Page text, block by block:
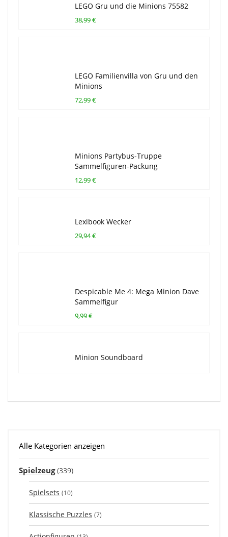
LEGO Gru und die Minions 75582
38,99 €
LEGO Familienvilla von Gru und den
Minions
72,99 €
Minions Partybus-Truppe
Sammelfiguren-Packung
12,99 €
Lexibook Wecker
29,94 €
Despicable Me 4: Mega Minion Dave
Sammelfigur
9,99 €
Minion Soundboard
Alle Kategorien anzeigen
Spielzeug (339)
Spielsets (10)
Klassische Puzzles (7)